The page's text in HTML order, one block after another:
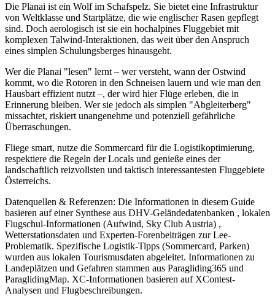
Die Planai ist ein Wolf im Schafspelz. Sie bietet eine Infrastruktur
von Weltklasse und Startplätze, die wie englischer Rasen gepflegt
sind. Doch aerologisch ist sie ein hochalpines Fluggebiet mit
komplexen Talwind-Interaktionen, das weit über den Anspruch
eines simplen Schulungsberges hinausgeht.
Wer die Planai "lesen" lernt – wer versteht, wann der Ostwind
kommt, wo die Rotoren in den Schneisen lauern und wie man den
Hausbart effizient nutzt –, der wird hier Flüge erleben, die in
Erinnerung bleiben. Wer sie jedoch als simplen "Abgleiterberg"
missachtet, riskiert unangenehme und potenziell gefährliche
Überraschungen.
Fliege smart, nutze die Sommercard für die Logistikoptimierung,
respektiere die Regeln der Locals und genieße eines der
landschaftlich reizvollsten und taktisch interessantesten Fluggebiete
Österreichs.
Datenquellen & Referenzen: Die Informationen in diesem Guide
basieren auf einer Synthese aus DHV-Geländedatenbanken , lokalen
Flugschul-Informationen (Aufwind, Sky Club Austria) ,
Wetterstationsdaten und Experten-Forenbeiträgen zur Lee-
Problematik. Spezifische Logistik-Tipps (Sommercard, Parken)
wurden aus lokalen Tourismusdaten abgeleitet. Informationen zu
Landeplätzen und Gefahren stammen aus Paragliding365 und
ParaglidingMap. XC-Informationen basieren auf XContest-
Analysen und Flugbeschreibungen.